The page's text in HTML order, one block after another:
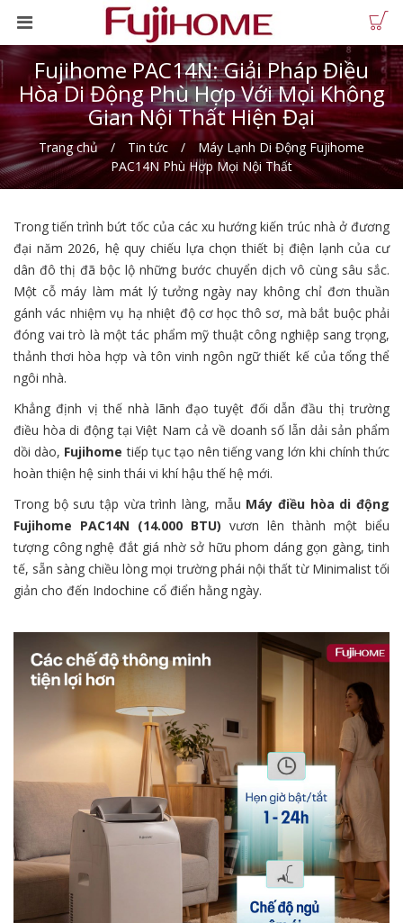
Fujihome PAC14N: Giải Pháp Điều
Hòa Di Động Phù Hợp Với Mọi Không
Gian Nội Thất Hiện Đại
Trang chủ Tin tức
Máy Lạnh Di Động Fujihome
PAC14N Phù Hợp Mọi Nội Thất
Trong tiến trình bứt tốc của các xu hướng kiến trúc nhà ở đương
đại năm 2026, hệ quy chiếu lựa chọn thiết bị điện lạnh của cư
dân đô thị đã bộc lộ những bước chuyển dịch vô cùng sâu sắc.
Một cỗ máy làm mát lý tưởng ngày nay không chỉ đơn thuần
gánh vác nhiệm vụ hạ nhiệt độ cơ học thô sơ, mà bắt buộc phải
đóng vai trò là một tác phẩm mỹ thuật công nghiệp sang trọng,
thảnh thơi hòa hợp và tôn vinh ngôn ngữ thiết kế của tổng thể
ngôi nhà.
Khẳng định vị thế nhà lãnh đạo tuyệt đối dẫn đầu thị trường
điều hòa di động tại Việt Nam cả về doanh số lẫn dải sản phẩm
dồi dào, Fujihome tiếp tục tạo nên tiếng vang lớn khi chính thức
hoàn thiện hệ sinh thái vi khí hậu thế hệ mới.
Trong bộ sưu tập vừa trình làng, mẫu Máy điều hòa di động
Fujihome PAC14N (14.000 BTU) vươn lên thành một biểu
tượng công nghệ đắt giá nhờ sở hữu phom dáng gọn gàng, tinh
tế, sẵn sàng chiều lòng mọi trường phái nội thất từ Minimalist tối
giản cho đến Indochine cổ điển hằng ngày.